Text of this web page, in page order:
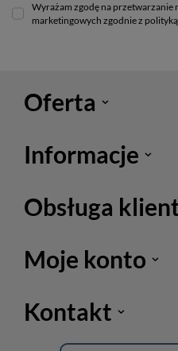
Wyrażam zgodę na
marketingowych zgodnie z
Oferta
Informacje
Obsługa
Moje konto
Kontakt